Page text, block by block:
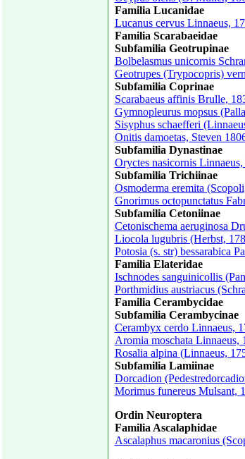
Familia Lucanidae
Lucanus cervus Linnaeus,
Familia Scarabaeidae
Subfamilia Geotrupinae
Bolbelasmus unicornis
Geotrupes (Trypocopris)
Subfamilia Coprinae
Scarabaeus affinis Brulle,
Gymnopleurus mopsus
Sisyphus schaefferi
Onitis damoetas, Steven
Subfamilia Dynastinae
Oryctes nasicornis
Subfamilia Trichiinae
Osmoderma eremita
Gnorimus octopunctatus
Subfamilia Cetoniinae
Cetonischema aeruginosa
Liocola lugubris (Herbst,
Potosia (s. str) bessarabica
Familia Elateridae
Ischnodes sanguinicollis
Porthmidius austriacus
Familia Cerambycidae
Subfamilia Cerambycinae
Cerambyx cerdo Linnaeus,
Aromia moschata Linnaeus,
Rosalia alpina (Linnaeus,
Subfamilia Lamiinae
Dorcadion
Morimus funereus Mulsant,
Ordin Neuroptera
Familia Ascalaphidae
Ascalaphus macaronius